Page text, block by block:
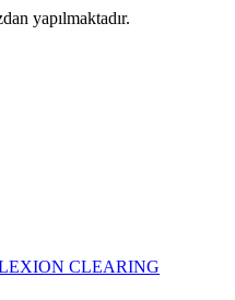
yapılmaktadır.
CLEARING